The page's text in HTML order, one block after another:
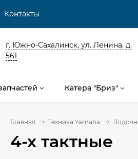
Контакты
г. Южно-Сахалинск, ул. Ленина, д.
561
Катера "Бриз"
Главная Техника Yamaha
4-х тактные